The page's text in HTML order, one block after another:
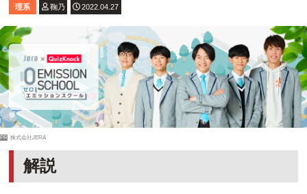
理系 鞠乃 2022.04.27
PR 株式会社JERA
解説